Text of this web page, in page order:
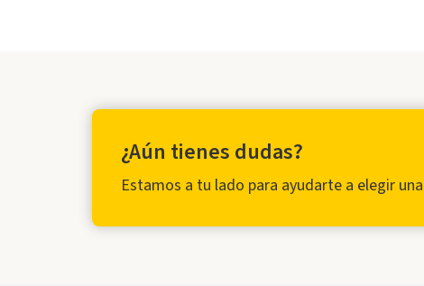
¿Aún tienes dudas?
Estamos a tu lado para ayudarte a elegir